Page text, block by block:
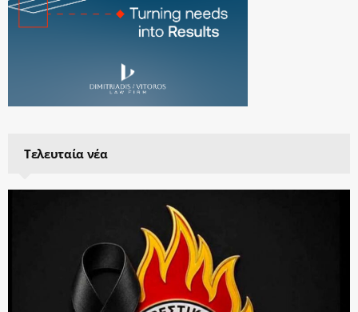
Τελευταία νέα